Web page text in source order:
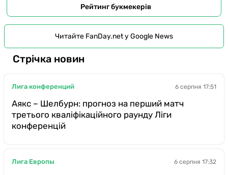
Рейтинг букмекерів
Читайте FanDay.net у Google News
Стрічка новин
Лига конференций 6 серпня 17:51
Аякс – Шелбурн: прогноз на перший матч
третього кваліфікаційного раунду Ліги
конференцій
Лига Европы 6 серпня 17:32